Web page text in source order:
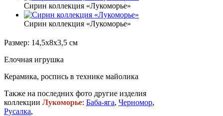
Сирин коллекция «Лукоморье»
Сирин коллекция «Лукоморье»
Размер: 14,5х8х3,5 см
Елочная игрушка
Керамика, роспись в технике майолика
Также на последних фото другие изделия
коллекции Лукоморье: Баба-яга, Черномор,
Русалка,